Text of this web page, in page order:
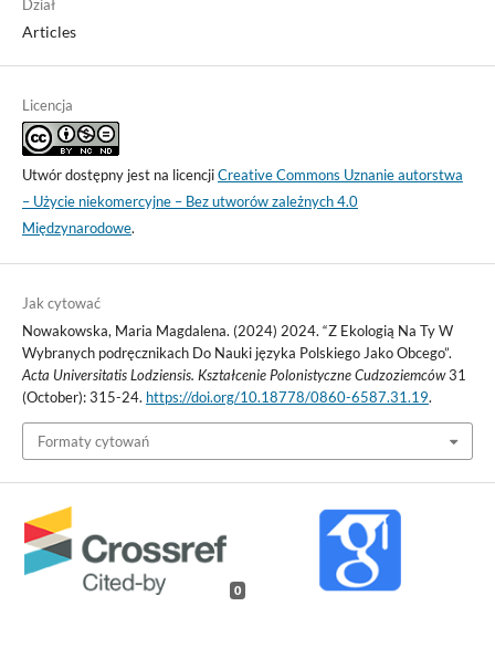
Dział
Articles
Licencja
Utwór dostępny jest na licencjiCreative Commons Uznanie autorstwa
– Użycie niekomercyjne – Bez utworów zależnych 4.0
Międzynarodowe.
Jak cytować
Nowakowska, Maria Magdalena. (2024) 2024. “Z Ekologią Na Ty W
Wybranych podręcznikach Do Nauki języka Polskiego Jako Obcego”.
Acta Universitatis Lodziensis. Kształcenie Polonistyczne Cudzoziemców31
(October): 315-24. https://doi.org/10.18778/0860-6587.31.19.
Formaty cytowań
0